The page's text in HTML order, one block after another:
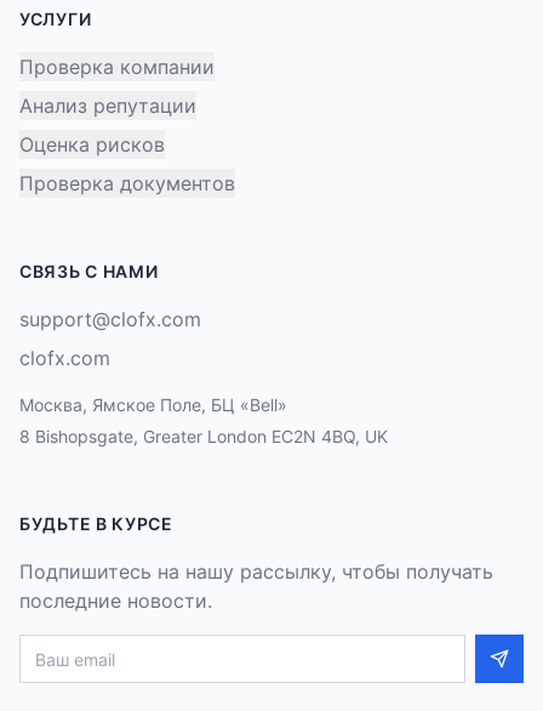
УСЛУГИ
Проверка компании
Анализ репутации
Оценка рисков
Проверка документов
СВЯЗЬ С НАМИ
support@clofx.com
clofx.com
Москва, Ямское Поле, БЦ «Bell»
8 Bishopsgate, Greater London EC2N 4BQ, UK
БУДЬТЕ В КУРСЕ
Подпишитесь на нашу рассылку, чтобы получать
последние новости.